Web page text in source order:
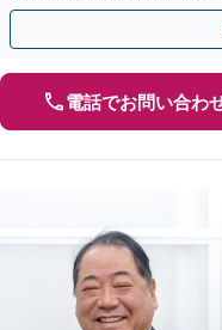
を全力サポート【初回面談無
電話でお問い合わ